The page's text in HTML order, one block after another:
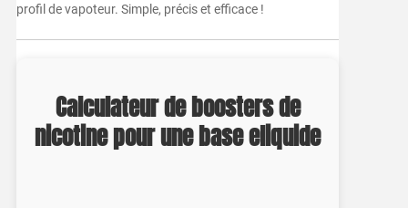
profil de vapoteur. Simple, précis et efficace !
Calculateur de boosters de
nicotine pour une base eliquide